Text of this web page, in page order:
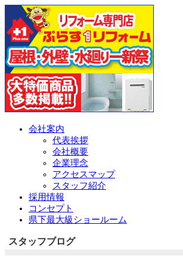
会社案内
代表挨拶
会社概要
企業理念
アクセスマップ
スタッフ紹介
採用情報
コンセプト
県下最大級ショールーム
スタッフブログ